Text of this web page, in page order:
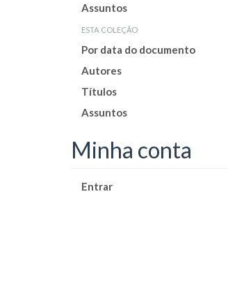
Assuntos
esta coleção
Por data do documento
Autores
Títulos
Assuntos
Minha conta
Entrar